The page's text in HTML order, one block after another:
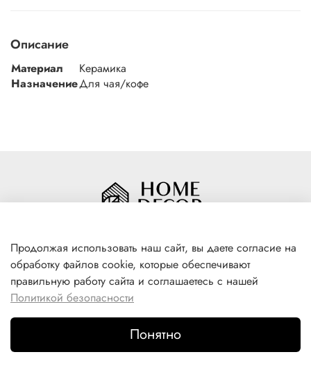
Описание
Материал
Керамика
НазначениеДля чая/кофе
+7(996) 316 00 81
г. Якутск, ул. Лермонтова 102
Продолжая использовать наш сайт, вы даете согласие на
обработку файлов cookie, которые обеспечивают
правильную работу сайта и соглашаетесь с нашей
Политикой безопасности
Понятно